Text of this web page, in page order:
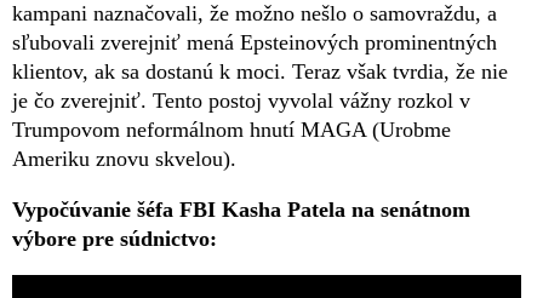
kampani naznačovali, že možno nešlo o samovraždu, a
sľubovali zverejniť mená Epsteinových prominentných
klientov, ak sa dostanú k moci. Teraz však tvrdia, že nie
je čo zverejniť. Tento postoj vyvolal vážny rozkol v
Trumpovom neformálnom hnutí MAGA (Urobme
Ameriku znovu skvelou).
Vypočúvanie šéfa FBI Kasha Patela na senátnom
výbore pre súdnictvo: